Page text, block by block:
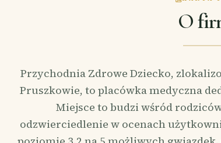
O
Przychodnia Zdrowe Dziecko,
Pruszkowie, to placówka medyczna
Miejsce to budzi wśród
odzwierciedlenie w ocenach